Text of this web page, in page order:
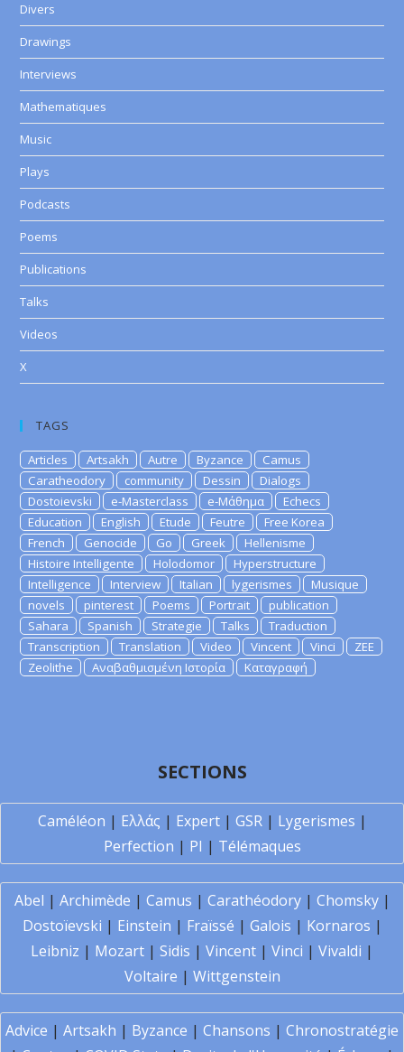
Divers
Drawings
Interviews
Mathematiques
Music
Plays
Podcasts
Poems
Publications
Talks
Videos
X
TAGS
Articles Artsakh Autre Byzance
Camus
Caratheodory
community Dessin
Dialogs
Dostoievski
e-Masterclass e-Μάθημα
Echecs
Education
English Etude Feutre
Free Korea
French
Genocide Go Greek
Hellenisme
Histoire Intelligente
Holodomor
Hyperstructure
Intelligence
Interview Italian lygerismes
Musique
novels
pinterest Poems Portrait
publication
Sahara
Spanish Strategie Talks
Traduction
Transcription
Translation Video Vincent Vinci
ZEE
Zeolithe
Αναβαθμισμένη Ιστορία Καταγραφή
SECTIONS
Caméléon | Ελλάς | Expert| GSR| Lygerismes |
Perfection | PI | Télémaques
Abel | Archimède | Camus | Carathéodory| Chomsky|
Dostoïevski | Einstein | Fraïssé | Galois | Kornaros |
Leibniz | Mozart | Sidis | Vincent | Vinci | Vivaldi |
Voltaire | Wittgenstein
Advice | Artsakh | Byzance | Chansons | Chronostratégie